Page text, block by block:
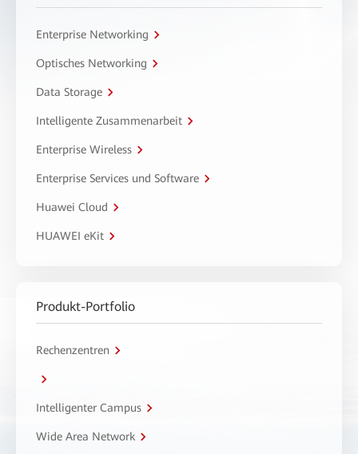
Enterprise Networking
Optisches Networking
Data Storage
Intelligente Zusammenarbeit
Enterprise Wireless
Enterprise Services und Software
Huawei Cloud
HUAWEI eKit
Produkt-Portfolio
Rechenzentren
Intelligenter Campus
Wide Area Network